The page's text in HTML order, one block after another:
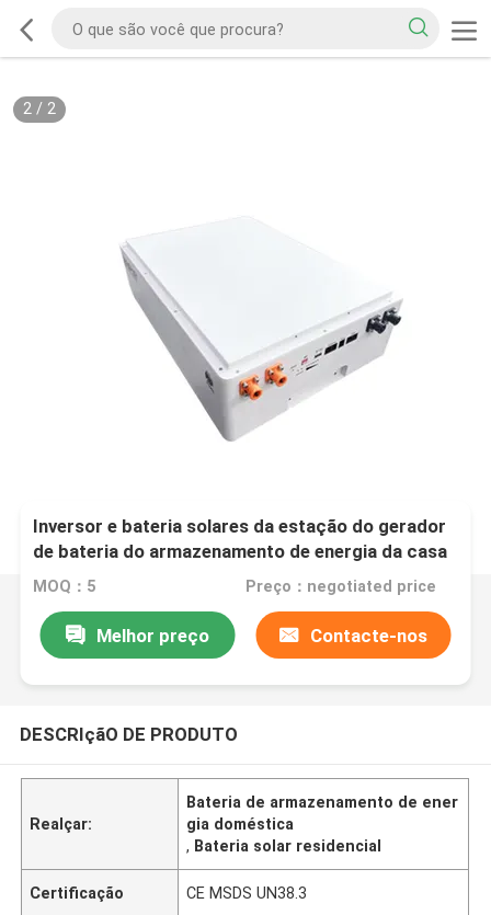
2/ 2
Inversor e bateria solares da estação do gerador
de bateria do armazenamento de energia da casa
de 3kwh 5kwh 10kwh 15kwh
MOQ：5 Preço：negotiated price
Melhor preço Contacte-nos
DESCRIçãO DE PRODUTO
Realçar:
Bateria de armazenamento de ener
gia doméstica
, Bateria solar residencial
Certificação CE MSDS UN38.3